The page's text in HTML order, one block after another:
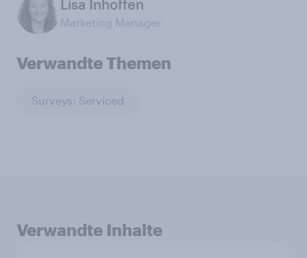
Lisa Inhoffen
Marketing Manager
Verwandte Themen
Surveys: Serviced
Verwandte Inhalte